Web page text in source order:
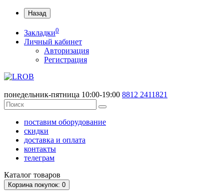
Назад
Закладки0
Личный кабинет
Авторизация
Регистрация
понедельник-пятница 10:00-19:00 8812 2411821
поставим оборудование
скидки
доставка и оплата
контакты
телеграм
Каталог товаров
Корзинапокупок: 0